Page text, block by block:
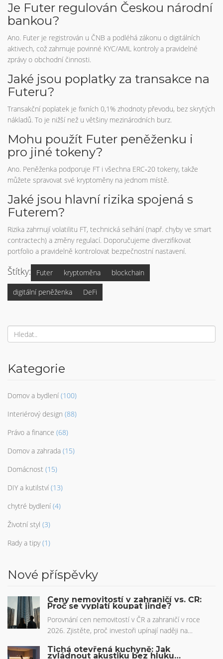
Je Futer regulován Českou národní
bankou?
Ano. Futer je registrován u ČNB a podléhá zákonu o digitálních
aktivech, což zahrnuje povinné KYC/AML kontroly a pravidelné
zprávy o obchodní činnosti.
Jaké jsou poplatky za transakce na
Futeru?
Transakční poplatek je fixních 0,1% zhodnoty převodu, bez skrytých
nákladů. To je nižší než u většiny mezinárodních burz.
Mohu použít Futer peněženku i
pro jiné tokeny?
Ano. Peněženka podporuje FT i všechna ERC‑20 tokeny, takže
můžete spravovat své kryptoměny na jednom místě.
Jaké jsou hlavní rizika spojená s
Futerem?
Rizika zahrnují volatilitu FT, technická selhání (např. chyby ve smart
contractech) a změny regulací. Doporučujeme diverzifikovat
portfolio a pravidelně kontrolovat bezpečnostní nastavení.
Štítky: Futer kryptoměna blockchain
digitální peněženka DeFi
Kategorie
Domov a bydlení (100)
Interiérový design (88)
Právo a finance (68)
Domov a zahrada (15)
Domácnost (15)
DIY a kutilství (13)
chytré bydlení (4)
Životní styl (3)
Rady a tipy (1)
Nové příspěvky
Ceny nemovitostí v zahraničí vs. ČR:
Proč se vyplatí koupat jinde?
Porovnání cen nemovitostí v ČR a zahraničí v roce
2026. Zjistěte, proč investoři upínají naději na
koruny.
Tichá otevřená kuchyně: Jak
zvládnout akustiku bez hluku